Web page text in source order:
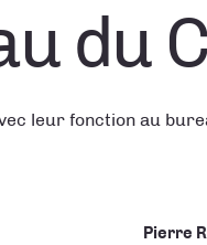
du
leur fonction au
Pierre